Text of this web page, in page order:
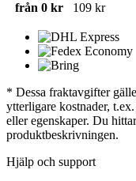
från 0 kr
109 kr
* Dessa fraktavgifter
ytterligare kostnader,
eller egenskaper. Du
produktbeskrivningen.
Hjälp och support